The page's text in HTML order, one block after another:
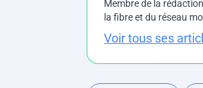
Membre de la
la fibre et du réseau
Voir tous ses